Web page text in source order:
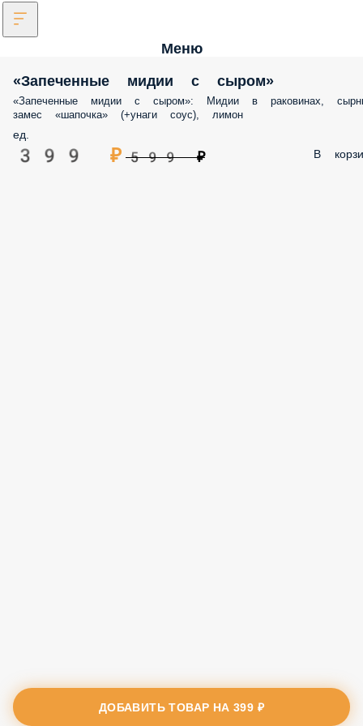
Меню
«Запеченные мидии с сыром»
«Запеченные мидии с сыром»: Мидии в раковинах,
замес «шапочка» (+унаги соус), лимон
ед.
399 ₽ 599 ₽ В
ДОБАВИТЬ ТОВАР НА399 ₽